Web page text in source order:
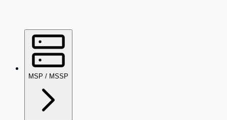
MSP / MSSP